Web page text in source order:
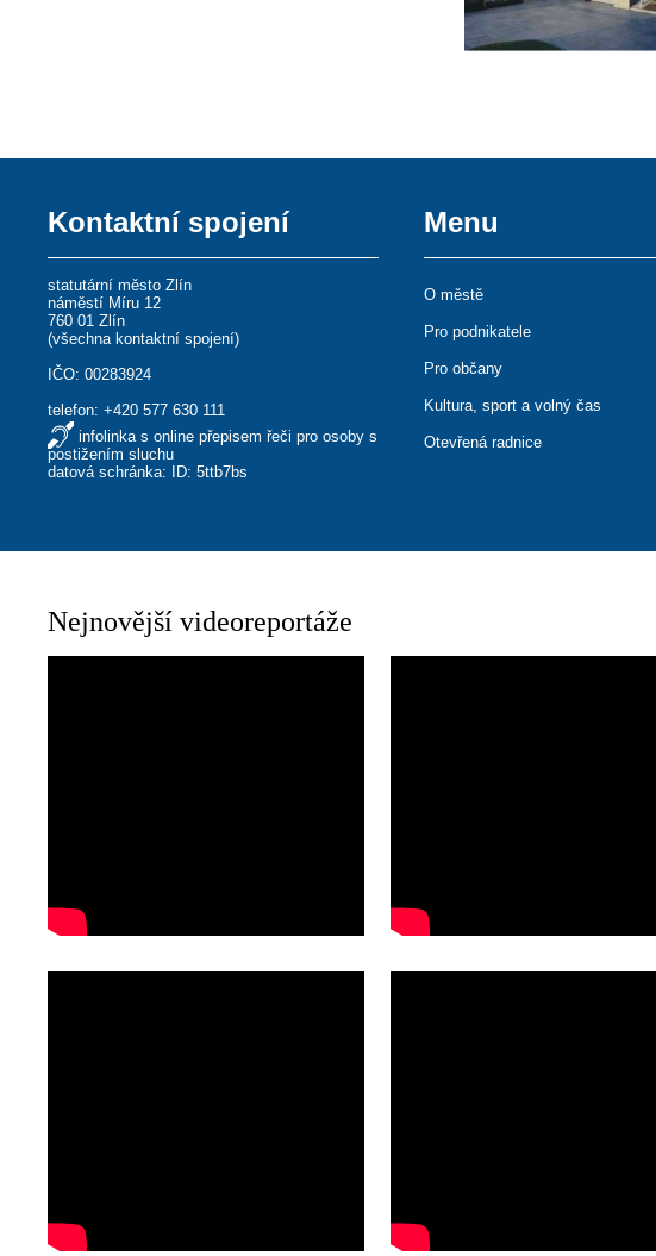
Kontaktní spojení
statutární město Zlín
náměstí Míru 12
760 01 Zlín
(všechna kontaktní spojení)
IČO: 00283924
telefon:+420 577 630 111
infolinka s online přepisem řeči pro osoby s
postižením sluchu
datová schránka: ID: 5ttb7bs
Menu
O městě
Pro podnikatele
Pro občany
Kultura, sport a volný čas
Otevřená radnice
Nejnovější videoreportáže